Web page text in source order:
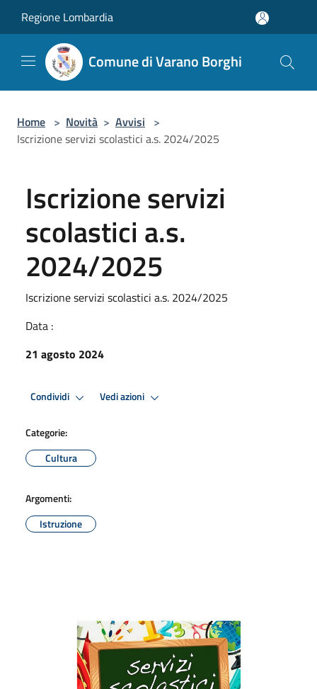
Regione Lombardia
Comune di Varano Borghi
Home > Novità > Avvisi >
Iscrizione servizi scolastici a.s. 2024/2025
Iscrizione servizi
scolastici a.s.
2024/2025
Iscrizione servizi scolastici a.s. 2024/2025
Data :
21 agosto 2024
Condividi Vedi azioni
Categorie:
Cultura
Argomenti:
Istruzione